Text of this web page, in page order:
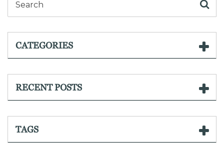
CATEGORIES
RECENT POSTS
TAGS